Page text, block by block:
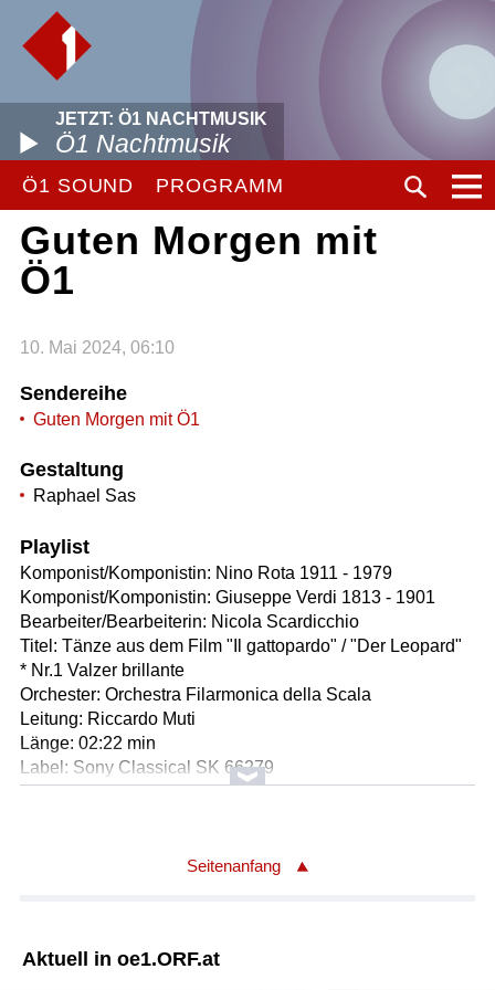
JETZT: Ö1 NACHTMUSIK
Ö1 Nachtmusik
Ö1 SOUND PROGRAMM
Guten Morgen mit
Ö1
10. Mai 2024, 06:10
Sendereihe
Guten Morgen mit Ö1
Gestaltung
Raphael Sas
Playlist
Komponist/Komponistin: Nino Rota 1911 - 1979
Komponist/Komponistin: Giuseppe Verdi 1813 - 1901
Bearbeiter/Bearbeiterin: Nicola Scardicchio
Titel: Tänze aus dem Film "Il gattopardo" / "Der Leopard"
* Nr.1 Valzer brillante
Orchester: Orchestra Filarmonica della Scala
Leitung: Riccardo Muti
Länge: 02:22 min
Label: Sony Classical SK 66279
Ausführender/Ausführende: Laurent Marfaing
Ausführender/Ausführende: François Kiefer
Seitenanfang
Aktuell in oe1.ORF.at